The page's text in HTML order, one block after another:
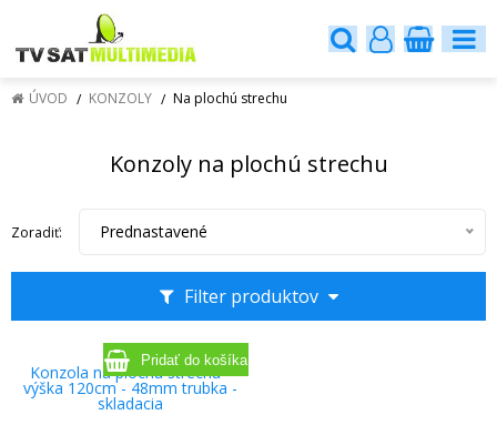
ÚVOD KONZOLY Na plochú strechu
Konzoly na plochú strechu
Filter produktov
Zoradiť: Prednastavené
Konzola na plochú strechu -
výška 120cm - 48mm trubka -
skladacia